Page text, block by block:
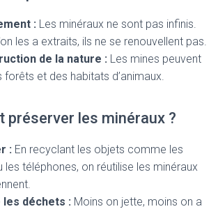
: Les minéraux ne sont pas infinis.
les a extraits, ils ne se renouvellent pas.
de la nature : Les mines peuvent
forêts et des habitats d’animaux.
préserver les minéraux ?
: En recyclant les objets comme les
les téléphones, on réutilise les minéraux
les déchets : Moins on jette, moins on a